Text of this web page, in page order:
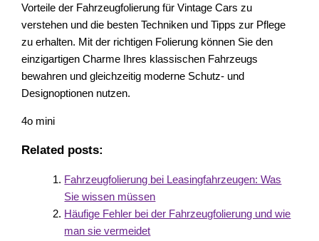
Vorteile der Fahrzeugfolierung für Vintage Cars zu
verstehen und die besten Techniken und Tipps zur Pflege
zu erhalten. Mit der richtigen Folierung können Sie den
einzigartigen Charme Ihres klassischen Fahrzeugs
bewahren und gleichzeitig moderne Schutz- und
Designoptionen nutzen.
4o mini
Related posts:
Fahrzeugfolierung bei Leasingfahrzeugen: Was
Sie wissen müssen
Häufige Fehler bei der Fahrzeugfolierung und wie
man sie vermeidet